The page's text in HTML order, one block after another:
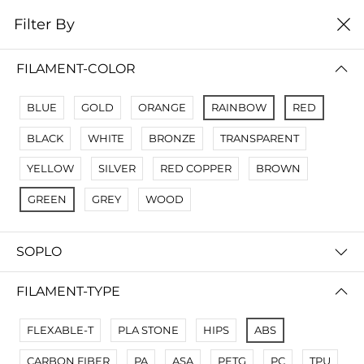
0
No Results
Not Found Filters1
Not Found Filters2
Filter By
FILAMENT-COLOR
BLUE GOLD ORANGE RAINBOW RED
BLACK WHITE BRONZE TRANSPARENT
YELLOW SILVER RED COPPER BROWN
GREEN GREY WOOD
SOPLO
FILAMENT-TYPE
FLEXABLE-T PLA STONE HIPS ABS
CARBON FIBER PA ASA PETG PC TPU